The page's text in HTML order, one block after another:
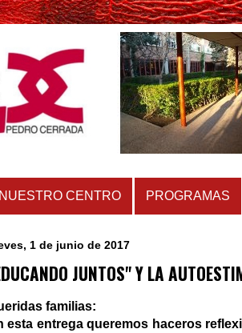
NUESTRO CENTRO PROGRAMAS
1 de junio de 2017
JUNTOS" Y LA
familias:
esta entrega queremos haceros